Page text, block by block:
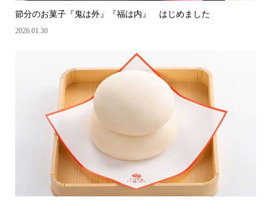
節分のお菓子『鬼は外』『福は内』 はじめました
2026.01.30